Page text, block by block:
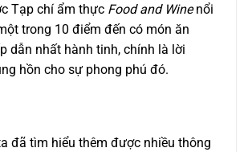
Tạp chí ẩm thực Food and Winenổi
trong 10 điểm đến có món ăn
dẫn nhất hành tinh, chính là lời
hồn cho sự phong phú đó.
đã tìm hiểu thêm được nhiều thông